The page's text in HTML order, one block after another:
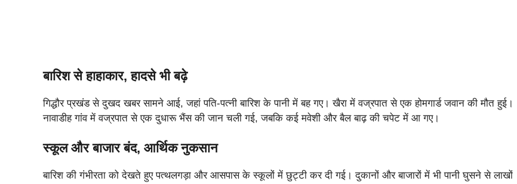
बारिश से हाहाकार, हादसे भी बढ़े
गिद्धौर प्रखंड से दुखद खबर सामने आई, जहां पति-पत्नी बारिश के पानी में बह गए। खैरा में वज्रपात से एक होमगार्ड जवान की मौत हुई।
नावाडीह गांव में वज्रपात से एक दुधारू भैंस की जान चली गई, जबकि कई मवेशी और बैल बाढ़ की चपेट में आ गए।
स्कूल और बाजार बंद, आर्थिक नुकसान
बारिश की गंभीरता को देखते हुए पत्थलगड़ा और आसपास के स्कूलों में छुट्टी कर दी गई। दुकानों और बाजारों में भी पानी घुसने से लाखों